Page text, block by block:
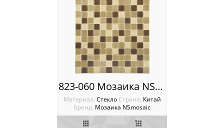
823-060 Мозаика NSmosaic
Материал: Стекло Cтрана: Китай
Бренд: Мозаика NSmosaic